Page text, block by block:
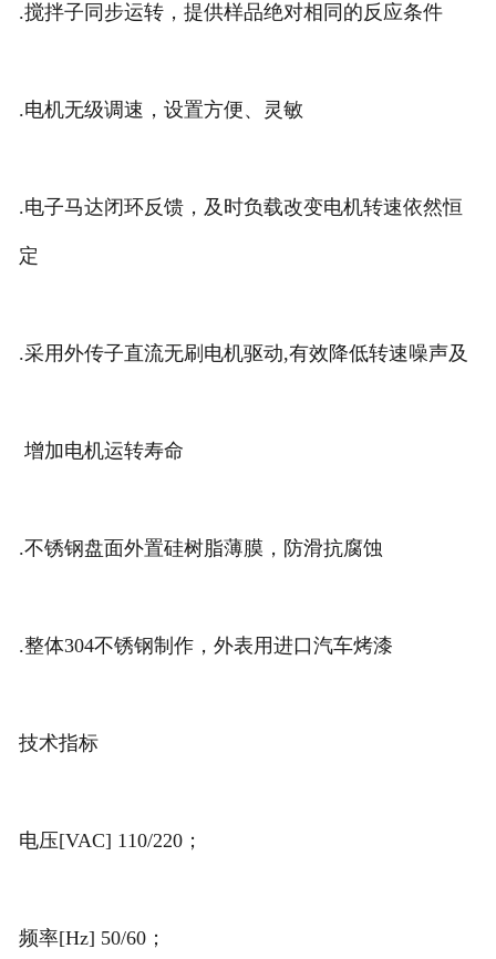
.搅拌子同步运转，提供样品绝对相同的反应条件
.电机无级调速，设置方便、灵敏
.电子马达闭环反馈，及时负载改变电机转速依然恒
定
.采用外传子直流无刷电机驱动,有效降低转速噪声及
增加电机运转寿命
.不锈钢盘面外置硅树脂薄膜，防滑抗腐蚀
.整体304不锈钢制作，外表用进口汽车烤漆
技术指标
电压[VAC] 110/220；
频率[Hz] 50/60；